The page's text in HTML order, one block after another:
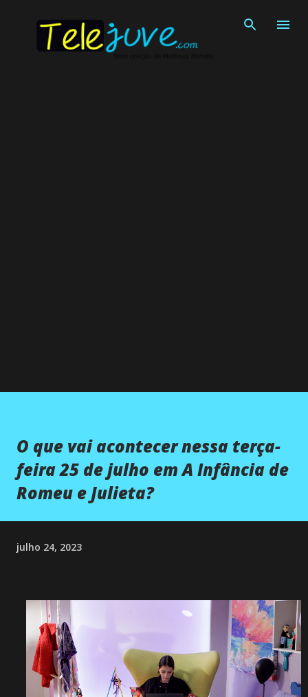
O que vai acontecer nessa terça-
feira 25 de julho em A Infância de
Romeu e Julieta?
julho 24, 2023